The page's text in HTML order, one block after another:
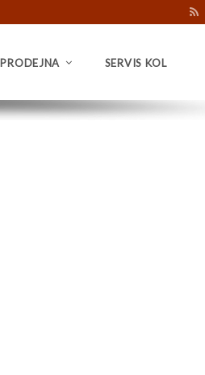
PRODEJNA SERVIS KOL